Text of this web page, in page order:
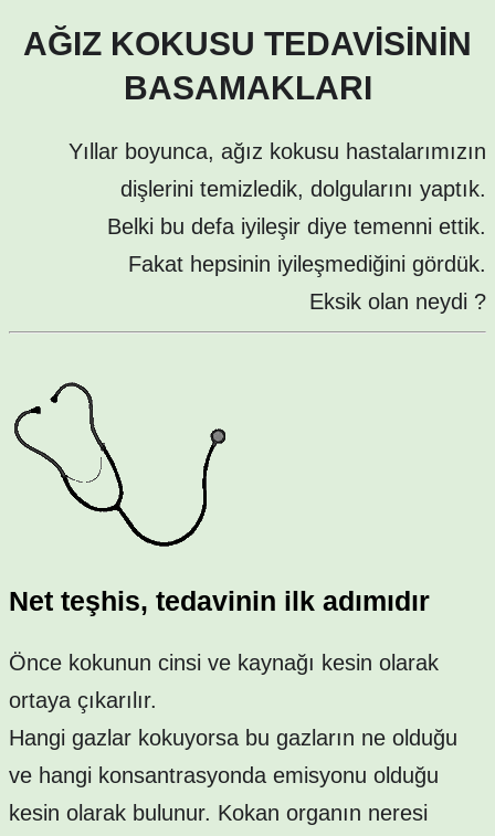
AĞIZ KOKUSU TEDAVİSİNİN
BASAMAKLARI
Yıllar boyunca, ağız kokusu hastalarımızın
dişlerini temizledik, dolgularını yaptık.
Belki bu defa iyileşir diye temenni ettik.
Fakat hepsinin iyileşmediğini gördük.
Eksik olan neydi ?
Net teşhis, tedavinin ilk adımıdır
Önce kokunun cinsi ve kaynağı kesin olarak
ortaya çıkarılır.
Hangi gazlar kokuyorsa bu gazların ne olduğu
ve hangi konsantrasyonda emisyonu olduğu
kesin olarak bulunur. Kokan organın neresi